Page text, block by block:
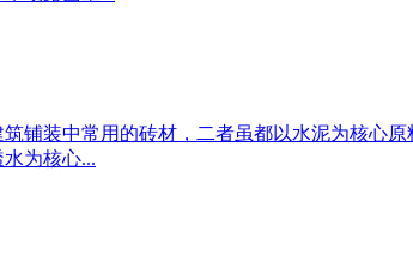
铺装中常用的砖材，二者虽都以水泥为核心
为核心...